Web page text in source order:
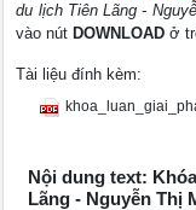
du lịch Tiên Lãng -
vào nút DOWNLOAD ở
Tài liệu đính kèm:
Nội dung text:
Lãng - Nguyễn Thị